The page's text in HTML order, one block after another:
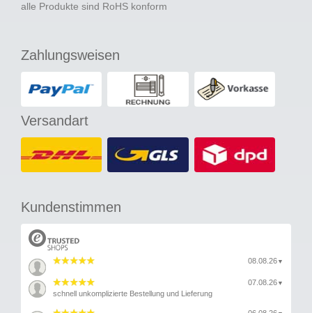
alle Produkte sind RoHS konform
Zahlungsweisen
Versandart
Kundenstimmen
08.08.26 ▼
07.08.26 ▼
schnell unkomplizierte Bestellung und Lieferung